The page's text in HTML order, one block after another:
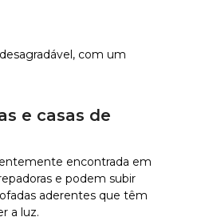
com um
e casas de
encontrada em
e podem subir
aderentes que têm
a luz.